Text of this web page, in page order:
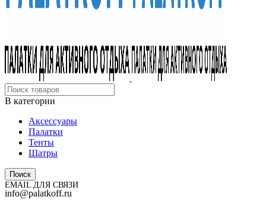
В категории
Аксессуары
Палатки
Тенты
Шатры
Поиск
EMAIL ДЛЯ СВЯЗИ
info@palatkoff.ru